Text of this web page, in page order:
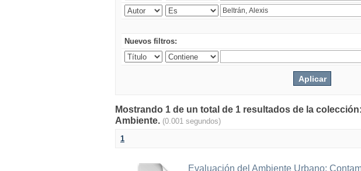
Nuevos filtros:
Mostrando 1 de un total de 1 resultados de la
Ambiente. (0.001 segundos)
1
Evaluación del Ambiente Urbano: